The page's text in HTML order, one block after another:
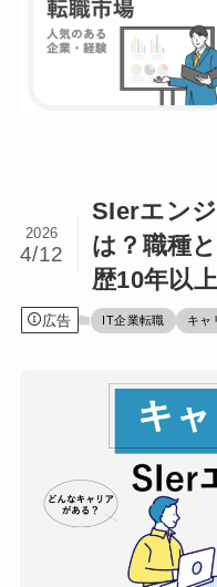
SIerエン
は？職種
歴10年以
2026
4/12
広告 IT企業転職 キャ